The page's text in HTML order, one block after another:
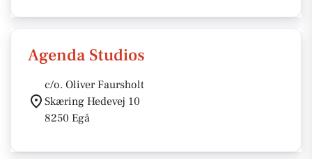
Agenda Studios
c/o. Oliver Faursholt
Skæring Hedevej 10
8250 Egå